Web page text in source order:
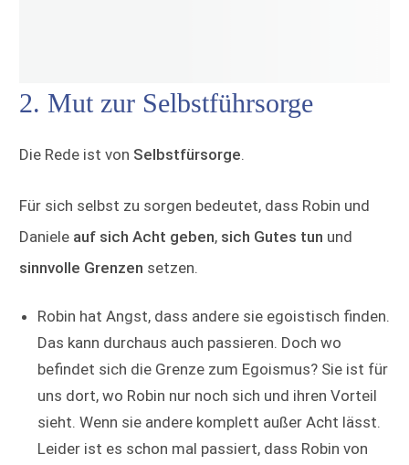
2. Mut zur Selbstführsorge
Die Rede ist von Selbstfürsorge.
Für sich selbst zu sorgen bedeutet, dass Robin und
Daniele auf sich Acht geben, sich Gutes tun und
sinnvolle Grenzen setzen.
Robin hat Angst, dass andere sie egoistisch finden.
Das kann durchaus auch passieren. Doch wo
befindet sich die Grenze zum Egoismus? Sie ist für
uns dort, wo Robin nur noch sich und ihren Vorteil
sieht. Wenn sie andere komplett außer Acht lässt.
Leider ist es schon mal passiert, dass Robin von